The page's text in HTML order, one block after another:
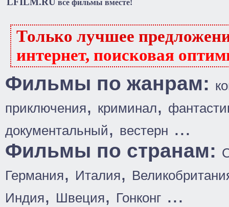
все фильмы вместе!
Только лучшее
интернет, поисковая
Фильмы по жанрам:
приключения, криминал,
документальный, вестерн ...
Фильмы по странам:
Германия, Италия,
Индия, Швеция, Гонконг ...